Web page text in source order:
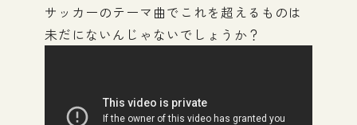
サッカーのテーマ曲でこれを超えるものは
未だにないんじゃないでしょうか？